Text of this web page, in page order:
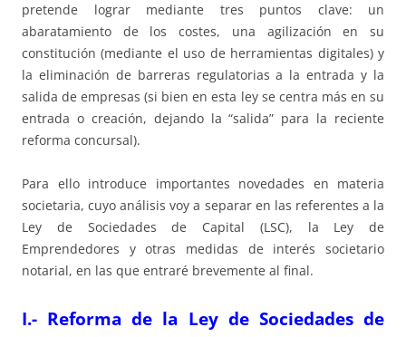
pretende lograr mediante tres puntos clave: un
abaratamiento de los costes, una agilización en su
constitución (mediante el uso de herramientas digitales) y
la eliminación de barreras regulatorias a la entrada y la
salida de empresas (si bien en esta ley se centra más en su
entrada o creación, dejando la “salida” para la reciente
reforma concursal).
Para ello introduce importantes novedades en materia
societaria, cuyo análisis voy a separar en las referentes a la
Ley de Sociedades de Capital (LSC), la Ley de
Emprendedores y otras medidas de interés societario
notarial, en las que entraré brevemente al final.
I.- Reforma de la Ley de Sociedades de